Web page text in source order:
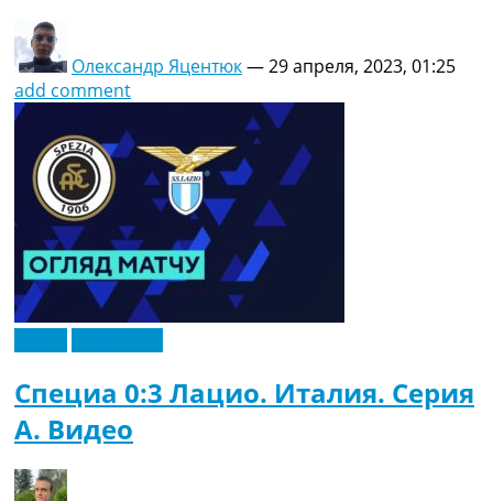
Олександр Яцентюк—29 апреля, 2023, 01:25
add comment
Специа 0:3 Лацио. Италия. Серия
A. Видео